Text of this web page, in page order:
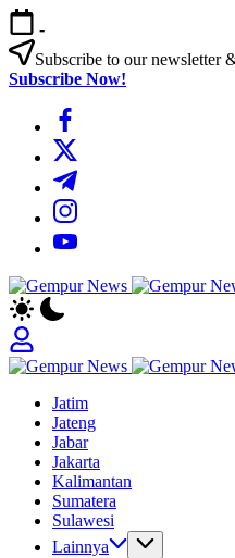
Skip
to
content
-
Subscribe to our newsletter
Subscribe Now!
https://www.facebook.com/
https://twitter.com/
https://t.me/
https://www.instagram.com/
https://youtube.com/
Jelajah
Informasi
Dunia
Tanpa
Informasi
Dunia
Tanpa
Batas
Jatim
Jateng
Jabar
Jakarta
Kalimantan
Sumatera
Sulawesi
Lainnya